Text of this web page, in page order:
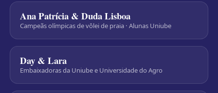
Ana Patrícia & Duda Lisboa
Campeãs olímpicas de vôlei de praia · Alunas Uniube
Day & Lara
Embaixadoras da Uniube e Universidade do Agro